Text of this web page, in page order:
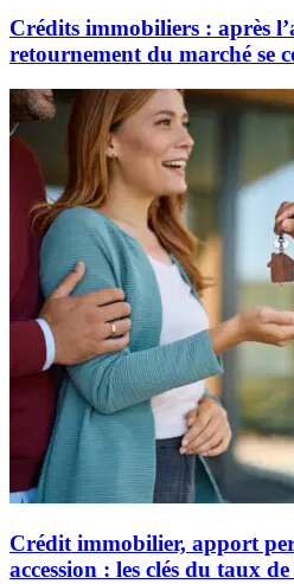
Crédits immobiliers : après
retournement du marché se
Crédit immobilier, apport
accession : les clés du taux